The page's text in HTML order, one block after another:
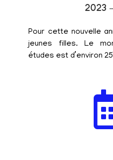
2023
Pour cette nouvelle
jeunes filles. Le
études est d’environ